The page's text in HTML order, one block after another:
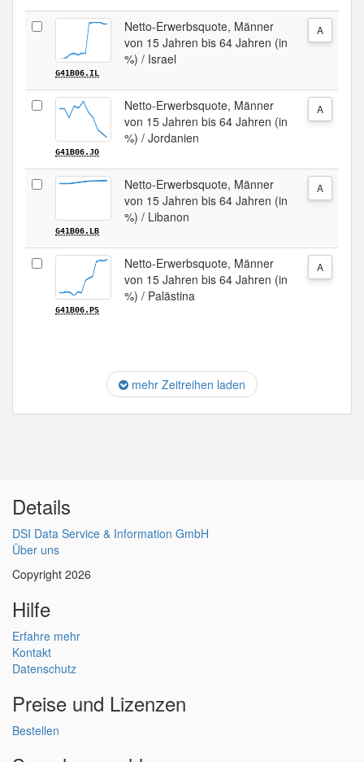
G41B06.IL
Netto-Erwerbsquote, Männer
von 15 Jahren bis 64 Jahren (in
%) / Israel
A
G41B06.JO
Netto-Erwerbsquote, Männer
von 15 Jahren bis 64 Jahren (in
%) / Jordanien
A
G41B06.LB
Netto-Erwerbsquote, Männer
von 15 Jahren bis 64 Jahren (in
%) / Libanon
A
G41B06.PS
Netto-Erwerbsquote, Männer
von 15 Jahren bis 64 Jahren (in
%) / Palästina
A
mehr Zeitreihen laden
Details
DSI Data Service & Information GmbH
Über uns
Copyright 2026
Hilfe
Erfahre mehr
Kontakt
Datenschutz
Preise und Lizenzen
Bestellen